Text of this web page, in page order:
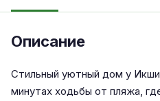
Описание
Стильный уютный дом у
минутах ходьбы от пляжа,